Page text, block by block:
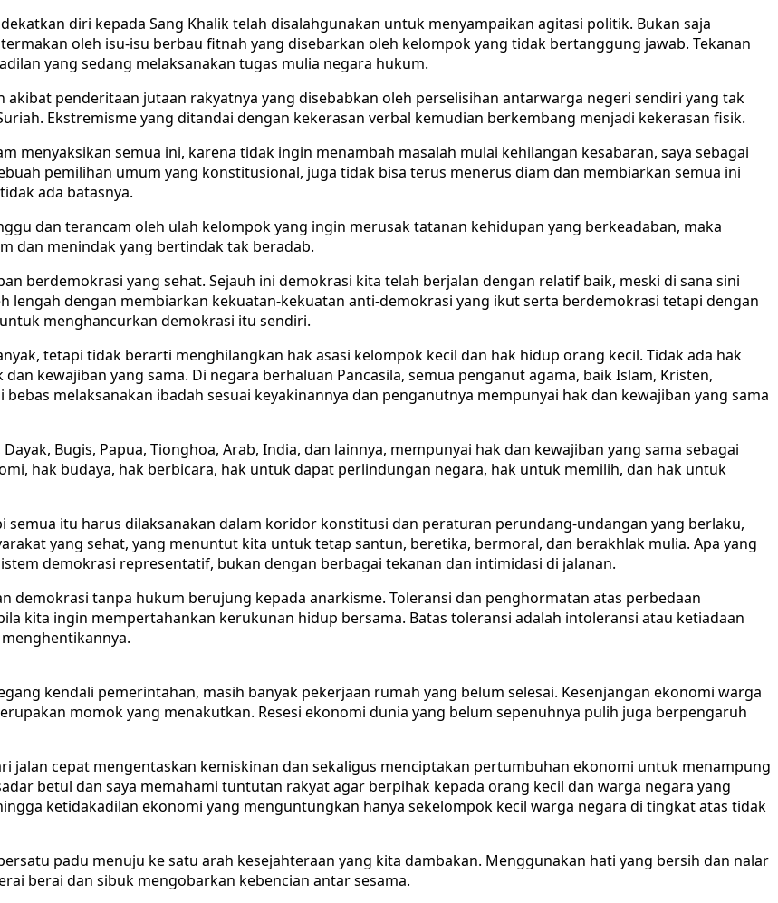
diri kepada Sang Khalik telah disalahgunakan untuk menyampaikan agitasi politik. Bukan saja
oleh isu-isu berbau fitnah yang disebarkan oleh kelompok yang tidak bertanggung jawab. Tekanan
yang sedang melaksanakan tugas mulia negara hukum.
penderitaan jutaan rakyatnya yang disebabkan oleh perselisihan antarwarga negeri sendiri yang tak
Ekstremisme yang ditandai dengan kekerasan verbal kemudian berkembang menjadi kekerasan fisik.
menyaksikan semua ini, karena tidak ingin menambah masalah mulai kehilangan kesabaran, saya sebagai
pemilihan umum yang konstitusional, juga tidak bisa terus menerus diam dan membiarkan semua ini
ada batasnya.
dan terancam oleh ulah kelompok yang ingin merusak tatanan kehidupan yang berkeadaban, maka
dan menindak yang bertindak tak beradab.
berdemokrasi yang sehat. Sejauh ini demokrasi kita telah berjalan dengan relatif baik, meski di sana sini
lengah dengan membiarkan kekuatan-kekuatan anti-demokrasi yang ikut serta berdemokrasi tetapi dengan
menghancurkan demokrasi itu sendiri.
tetapi tidak berarti menghilangkan hak asasi kelompok kecil dan hak hidup orang kecil. Tidak ada hak
kewajiban yang sama. Di negara berhaluan Pancasila, semua penganut agama, baik Islam, Kristen,
melaksanakan ibadah sesuai keyakinannya dan penganutnya mempunyai hak dan kewajiban yang sama
Bugis, Papua, Tionghoa, Arab, India, dan lainnya, mempunyai hak dan kewajiban yang sama sebagai
hak budaya, hak berbicara, hak untuk dapat perlindungan negara, hak untuk memilih, dan hak untuk
itu harus dilaksanakan dalam koridor konstitusi dan peraturan perundang-undangan yang berlaku,
yang sehat, yang menuntut kita untuk tetap santun, beretika, bermoral, dan berakhlak mulia. Apa yang
demokrasi representatif, bukan dengan berbagai tekanan dan intimidasi di jalanan.
demokrasi tanpa hukum berujung kepada anarkisme. Toleransi dan penghormatan atas perbedaan
kita ingin mempertahankan kerukunan hidup bersama. Batas toleransi adalah intoleransi atau ketiadaan
kendali pemerintahan, masih banyak pekerjaan rumah yang belum selesai. Kesenjangan ekonomi warga
momok yang menakutkan. Resesi ekonomi dunia yang belum sepenuhnya pulih juga berpengaruh
jalan cepat mengentaskan kemiskinan dan sekaligus menciptakan pertumbuhan ekonomi untuk menampung
betul dan saya memahami tuntutan rakyat agar berpihak kepada orang kecil dan warga negara yang
ketidakadilan ekonomi yang menguntungkan hanya sekelompok kecil warga negara di tingkat atas tidak
padu menuju ke satu arah kesejahteraan yang kita dambakan. Menggunakan hati yang bersih dan nalar
berai dan sibuk mengobarkan kebencian antar sesama.